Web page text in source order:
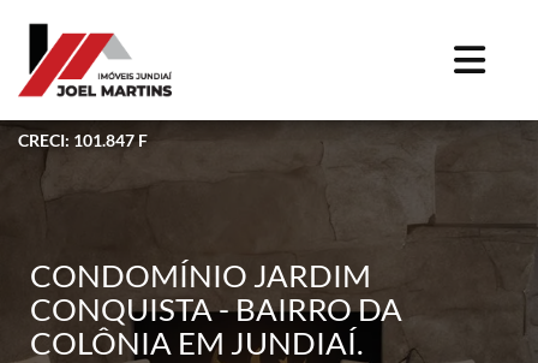
CRECI: 101.847 F
CONDOMÍNIO JARDIM
CONQUISTA - BAIRRO DA
COLÔNIA EM JUNDIAÍ.